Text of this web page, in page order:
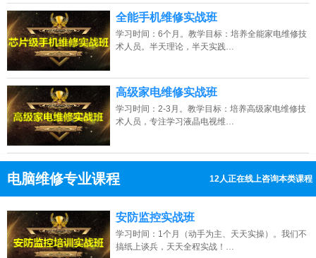
全能手机维修实战班
学习时间：6个月。教学目标：培养全能家电维修技
术人员。半天理论，半天实践…
高级家电维修实战班
学习时间：2-3月。教学目标：培养高级家电维修技
术人员，专注学习液晶电视维…
电脑维修专业课程 12人正在线上咨询本类课程
点击免费咨询电话：13807313137
安防监控实战班
学习时间：1个月（动手为主、天天实操）。我们不
搞纸上谈兵，天天全程实战！…